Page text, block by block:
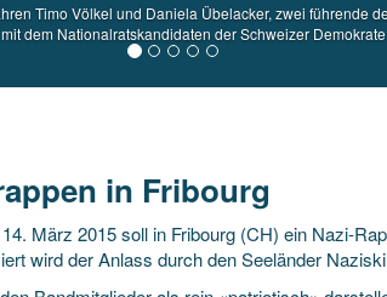
Timo Völkel und Daniela Übelacker, zwei führende
dem Nationalratskandidaten der Schweizer
in Fribourg
März 2015 soll in Fribourg (CH) ein Nazi-
wird der Anlass durch den Seeländer